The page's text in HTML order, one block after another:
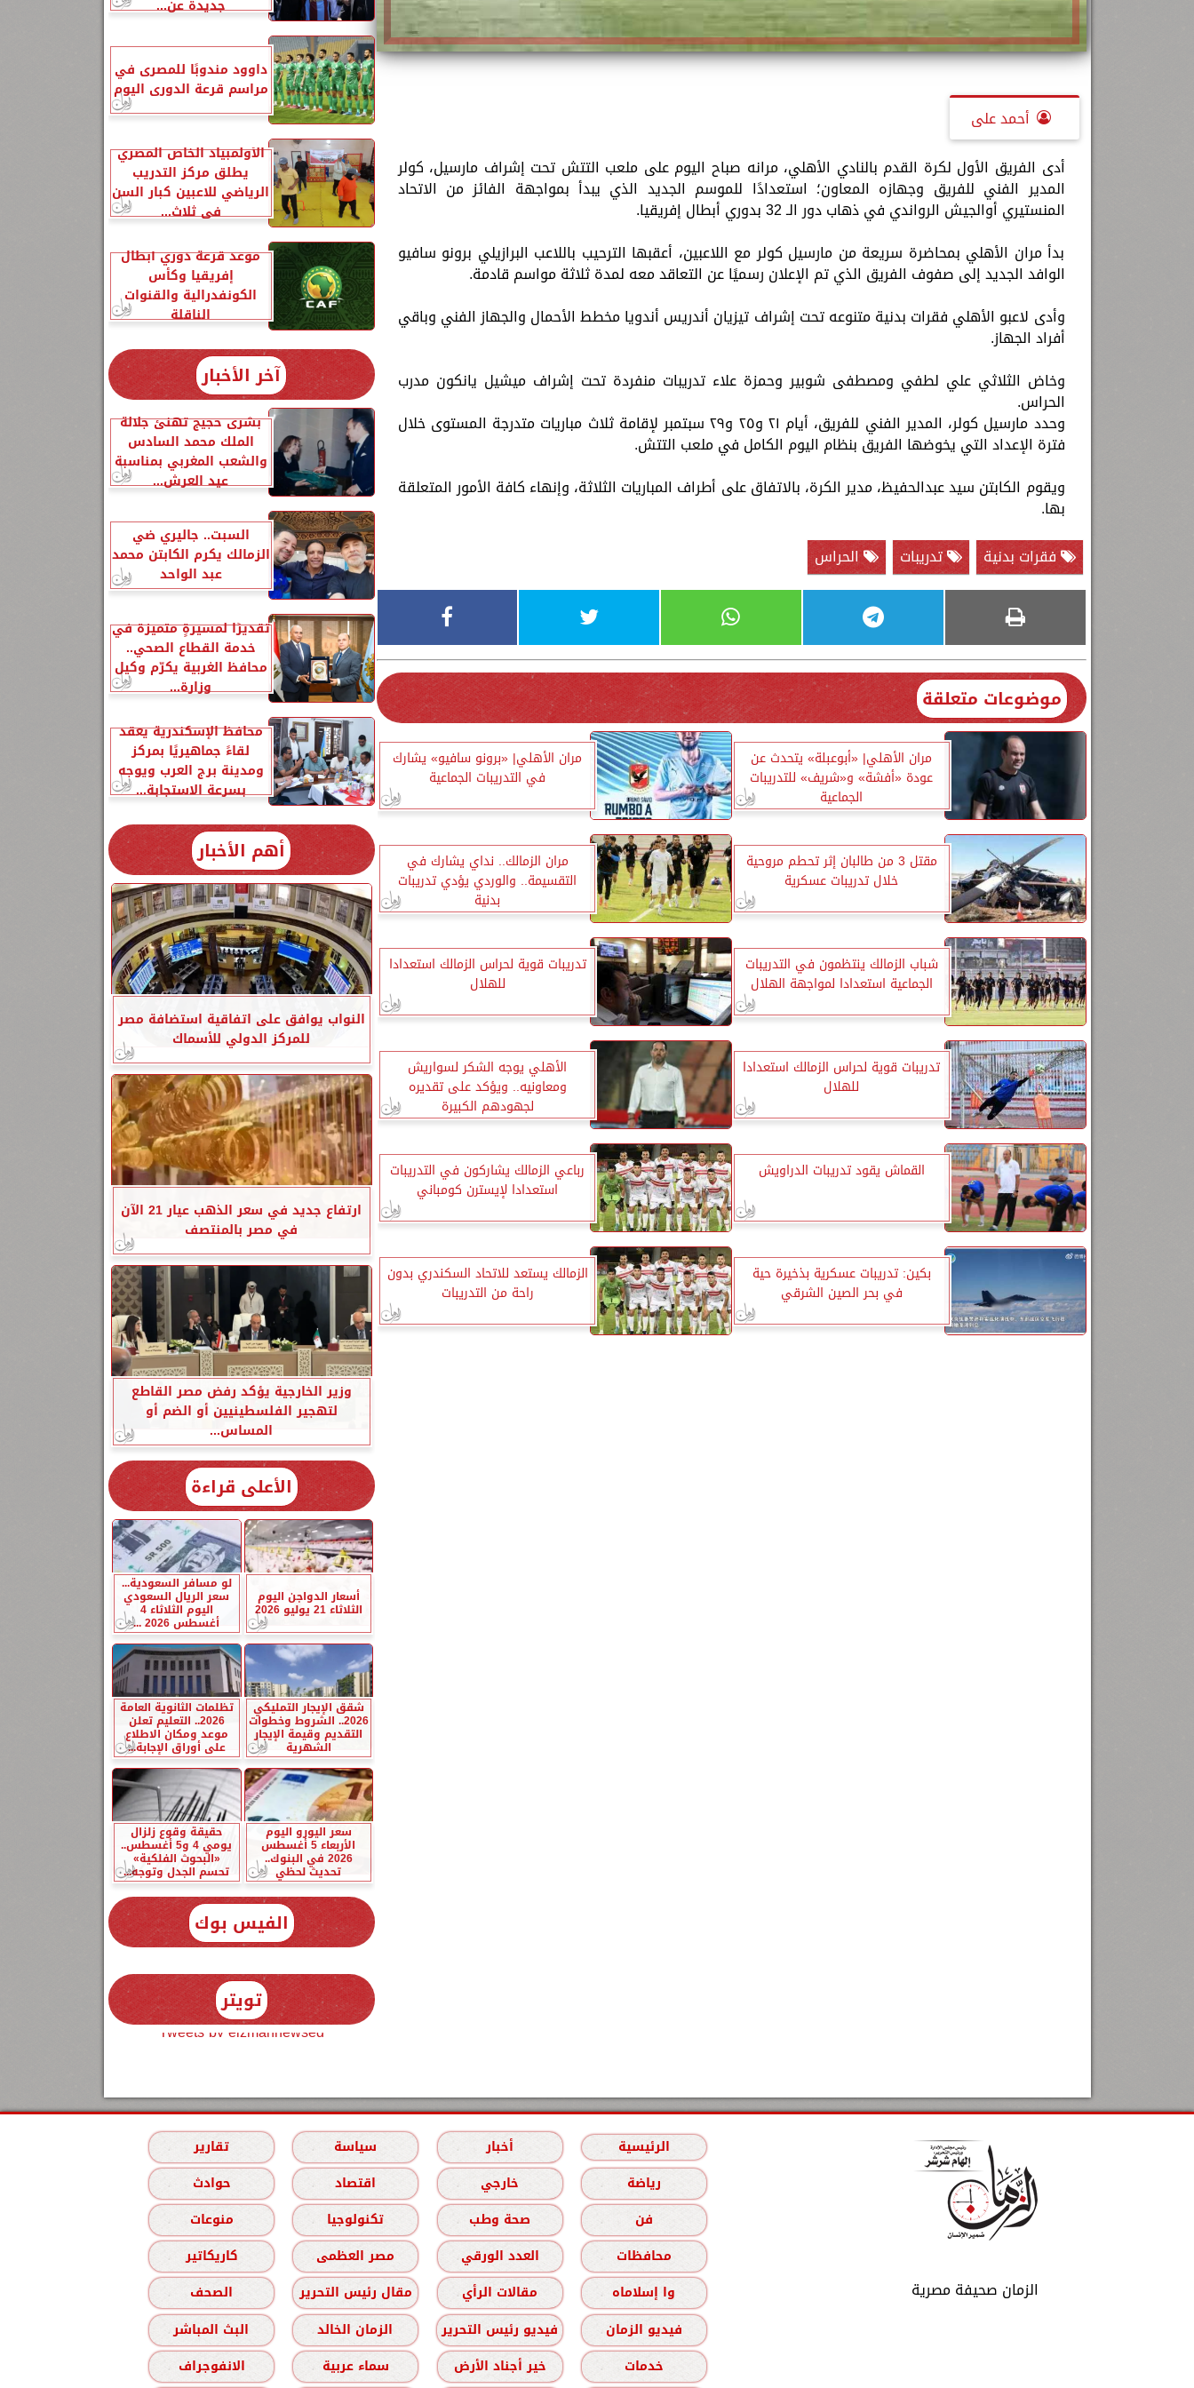
أحمد على
أدى الفريق الأول لكرة القدم بالنادي الأهلي، مرانه صباح اليوم على ملعب التتش تحت ‏إشراف مارسيل، كولر
المدير الفني للفريق وجهازه المعاون؛ استعدادًا للموسم الجديد الذي يبدأ ‏بمواجهة الفائز من الاتحاد
المنستيري أوالجيش الرواندي في ذهاب دور الـ 32 بدوري أبطال ‏إفريقيا.
بدأ مران الأهلي بمحاضرة سريعة من مارسيل كولر مع اللاعبين، أعقبها الترحيب باللاعب ‏البرازيلي برونو سافيو
الوافد الجديد إلى صفوف الفريق الذي تم الإعلان رسميًا عن التعاقد ‏معه لمدة ثلاثة مواسم قادمة.‏
وأدى لاعبو الأهلي فقرات بدنية متنوعه تحت إشراف تيزيان أندريس أندويا مخطط الأحمال ‏والجهاز الفني وباقي
أفراد الجهاز.‏
وخاض الثلاثي علي لطفي ومصطفى شوبير وحمزة علاء تدريبات منفردة تحت إشراف ‏ميشيل يانكون مدرب
الحراس.‏
وحدد مارسيل كولر، المدير الفني للفريق، أيام ٢١ و٢٥ و٢٩ سبتمبر لإقامة ثلاث مباريات ‏متدرجة المستوى خلال
فترة الإعداد التي يخوضها الفريق بنظام اليوم الكامل في ملعب ‏التتش.
‏ويقوم الكابتن سيد عبدالحفيظ، مدير الكرة، بالاتفاق على أطراف المباريات الثلاثة، وإنهاء ‏كافة الأمور المتعلقة
بها.‏
فقرات بدنية
تدريبات الحراس
موضوعات متعلقة
مران الأهلي| «أبوعبلة» يتحدث عن
عودة «أفشة» و«شريف» للتدريبات
الجماعية
مران الأهلي| «برونو سافيو» يشارك
في التدريبات الجماعية
مقتل 3 من طالبان إثر تحطم مروحية
خلال تدريبات عسكرية
مران الزمالك.. نداي يشارك في
التقسيمة.. والوردي يؤدي تدريبات
بدنية
شباب الزمالك ينتظمون في التدريبات
الجماعية استعدادا لمواجهة الهلال
تدريبات قوية لحراس الزمالك استعدادا
للهلال
تدريبات قوية لحراس الزمالك استعدادا
للهلال
الأهلي يوجه الشكر لسواريش
ومعاونيه.. ويؤكد على تقديره
لجهودهم الكبيرة
القماش يقود تدريبات الدراويش
رباعي الزمالك يشاركون في التدريبات
استعدادا لإيسترن كومباني
بكين: تدريبات عسكرية بذخيرة حية
في بحر الصين الشرقي
الزمالك يستعد للاتحاد السكندري بدون
راحة من التدريبات
جديدة عن...
داوود مندوبًا للمصرى في
مراسم قرعة الدورى اليوم
الأولمبياد الخاص المصري
يطلق مركز التدريب
الرياضي للاعبين كبار السن
في ثلاث...
موعد قرعة دوري أبطال
إفريقيا وكأس
الكونفدرالية والقنوات
الناقلة
آخر الأخبار
بشرى حجيج تهنئ جلالة
الملك محمد السادس
والشعب المغربي بمناسبة
عيد العرش...
السبت.. جاليري ضي
الزمالك يكرم الكابتن محمد
عبد الواحد
تقديرًا لمسيرةٍ متميزة في
خدمة القطاع الصحي..
محافظ الغربية يكرّم وكيل
وزارة...
محافظ الإسكندرية يعقد
لقاءً جماهيريًا بمركز
ومدينة برج العرب ويوجه
بسرعة الاستجابة...
أهم الأخبار
النواب يوافق على اتفاقية استضافة مصر
للمركز الدولي للأسماك
ارتفاع جديد في سعر الذهب عيار 21 الآن
في مصر بالمنتصف
وزير الخارجية يؤكد رفض مصر القاطع
لتهجير الفلسطينيين أو الضم أو
المساس...
الأعلى قراءة
أسعار الدواجن اليوم
الثلاثاء 21 يوليو 2026
لو مسافر السعودية...
سعر الريال السعودي
اليوم الثلاثاء 4
أغسطس 2026 ...
شقق الإيجار التمليكي
2026.. الشروط وخطوات
التقديم وقيمة الإيجار
الشهرية
تظلمات الثانوية العامة
2026.. التعليم تعلن
موعد ومكان الاطلاع
على أوراق الإجابة...
سعر اليورو اليوم
الأربعاء 5 أغسطس
2026 في البنوك..
تحديث لحظي
حقيقة وقوع زلزال
يومي 4 و5 أغسطس..
«البحوث الفلكية»
تحسم الجدل وتوجه...
الفيس بوك
تويتر
Tweets by elzmannewseg
الزمان صحيفة مصرية
الرئيسية أخبار سياسة
تقارير
رياضة
خارجي اقتصاد
حوادث
فن
صحة وطب تكنولوجيا
منوعات
محافظات
العدد الورقي مصر العظمى
كاريكاتير
وا إسلاماه
مقالات الرأي مقال رئيس التحرير
الصحف
فيديو الزمان
فيديو رئيس التحرير الزمان الخالد
البث المباشر
خدمات
خير أجناد الأرض سماء عربية الانفوجراف